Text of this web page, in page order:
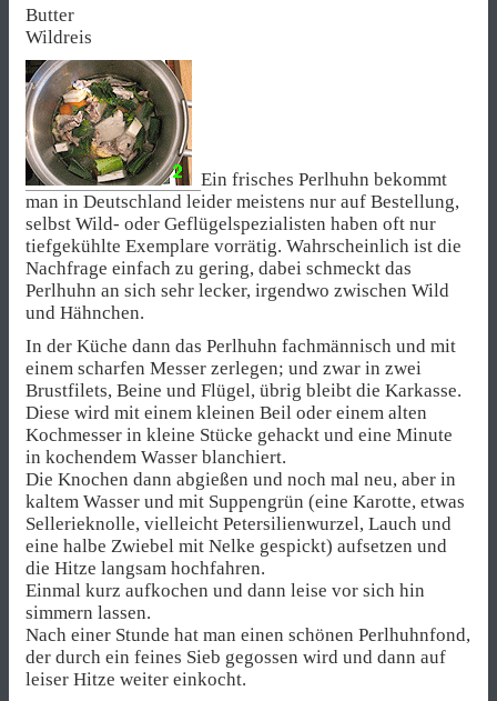
Butter
Wildreis
Ein frisches Perlhuhn bekommt
man in Deutschland leider meistens nur auf Bestellung,
selbst Wild- oder Geflügelspezialisten haben oft nur
tiefgekühlte Exemplare vorrätig. Wahrscheinlich ist die
Nachfrage einfach zu gering, dabei schmeckt das
Perlhuhn an sich sehr lecker, irgendwo zwischen Wild
und Hähnchen.
In der Küche dann das Perlhuhn fachmännisch und mit
einem scharfen Messer zerlegen; und zwar in zwei
Brustfilets, Beine und Flügel, übrig bleibt die Karkasse.
Diese wird mit einem kleinen Beil oder einem alten
Kochmesser in kleine Stücke gehackt und eine Minute
in kochendem Wasser blanchiert.
Die Knochen dann abgießen und noch mal neu, aber in
kaltem Wasser und mit Suppengrün (eine Karotte, etwas
Sellerieknolle, vielleicht Petersilienwurzel, Lauch und
eine halbe Zwiebel mit Nelke gespickt) aufsetzen und
die Hitze langsam hochfahren.
Einmal kurz aufkochen und dann leise vor sich hin
simmern lassen.
Nach einer Stunde hat man einen schönen Perlhuhnfond,
der durch ein feines Sieb gegossen wird und dann auf
leiser Hitze weiter einkocht.